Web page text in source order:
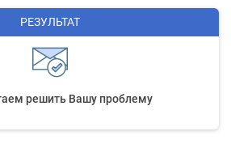
РЕЗУЛЬТАТ
решить Вашу проблему